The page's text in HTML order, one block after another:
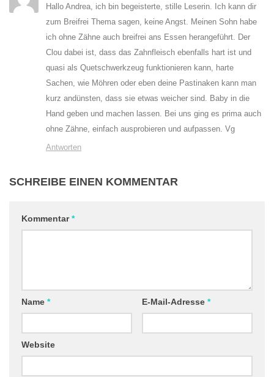
Hallo Andrea, ich bin begeisterte, stille Leserin. Ich kann dir
zum Breifrei Thema sagen, keine Angst. Meinen Sohn habe
ich ohne Zähne auch breifrei ans Essen herangeführt. Der
Clou dabei ist, dass das Zahnfleisch ebenfalls hart ist und
quasi als Quetschwerkzeug funktionieren kann, harte
Sachen, wie Möhren oder eben deine Pastinaken kann man
kurz andünsten, dass sie etwas weicher sind. Baby in die
Hand geben und machen lassen. Bei uns ging es prima auch
ohne Zähne, einfach ausprobieren und aufpassen. Vg
Antworten
SCHREIBE EINEN KOMMENTAR
Kommentar*
Name * E-Mail-Adresse *
Website